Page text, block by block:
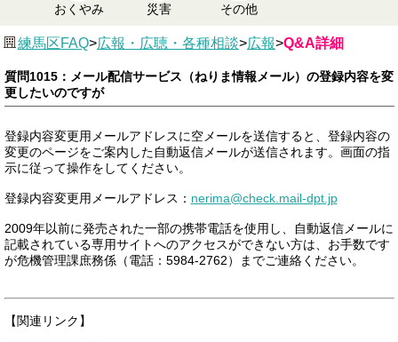
おくやみ 災害 その他
練馬区FAQ>広報・広聴・各種相談>広報>Q&A詳細
質問1015：メール配信サービス（ねりま情報メール）の登録内容を変
更したいのですが
登録内容変更用メールアドレスに空メールを送信すると、登録内容の
変更のページをご案内した自動返信メールが送信されます。画面の指
示に従って操作をしてください。
登録内容変更用メールアドレス： nerima@check.mail-dpt.jp
2009年以前に発売された一部の携帯電話を使用し、自動返信メールに
記載されている専用サイトへのアクセスができない方は、お手数です
が危機管理課庶務係（電話：5984-2762）までご連絡ください。
【関連リンク】